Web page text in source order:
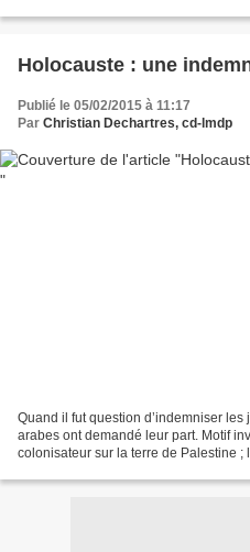
Holocauste : une
Publié le 05/02/2015 à 11:17
Par Christian Dechartres, cd-lmdp
Quand il fut question d’indemniser les
arabes ont demandé leur part. Motif
colonisateur sur la terre de Palestine